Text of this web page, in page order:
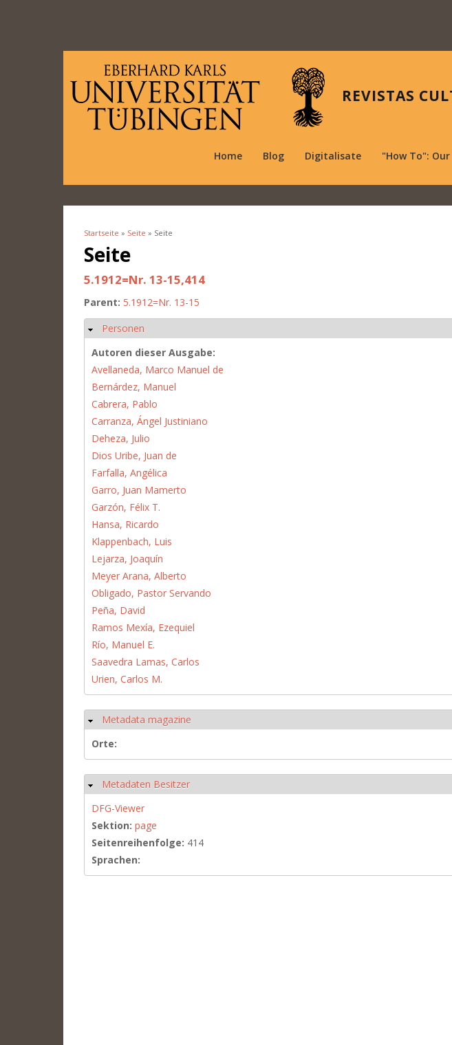
REVISTAS
Home Blog Digitalisate "How To":
Sie sind hier
Startseite » Seite » Seite
Seite
5.1912=Nr. 13-15,414
Parent: 5.1912=Nr. 13-15
Ausblenden
Personen
Autoren dieser Ausgabe:
Avellaneda, Marco Manuel de
Bernárdez, Manuel
Cabrera, Pablo
Carranza, Ángel Justiniano
Deheza, Julio
Dios Uribe, Juan de
Farfalla, Angélica
Garro, Juan Mamerto
Garzón, Félix T.
Hansa, Ricardo
Klappenbach, Luis
Lejarza, Joaquín
Meyer Arana, Alberto
Obligado, Pastor Servando
Peña, David
Ramos Mexía, Ezequiel
Río, Manuel E.
Saavedra Lamas, Carlos
Urien, Carlos M.
Ausblenden
Metadata magazine
Orte:
Ausblenden
Metadaten Besitzer
DFG-Viewer
Sektion: page
Seitenreihenfolge: 414
Sprachen: